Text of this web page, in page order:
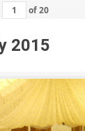
of20
2015